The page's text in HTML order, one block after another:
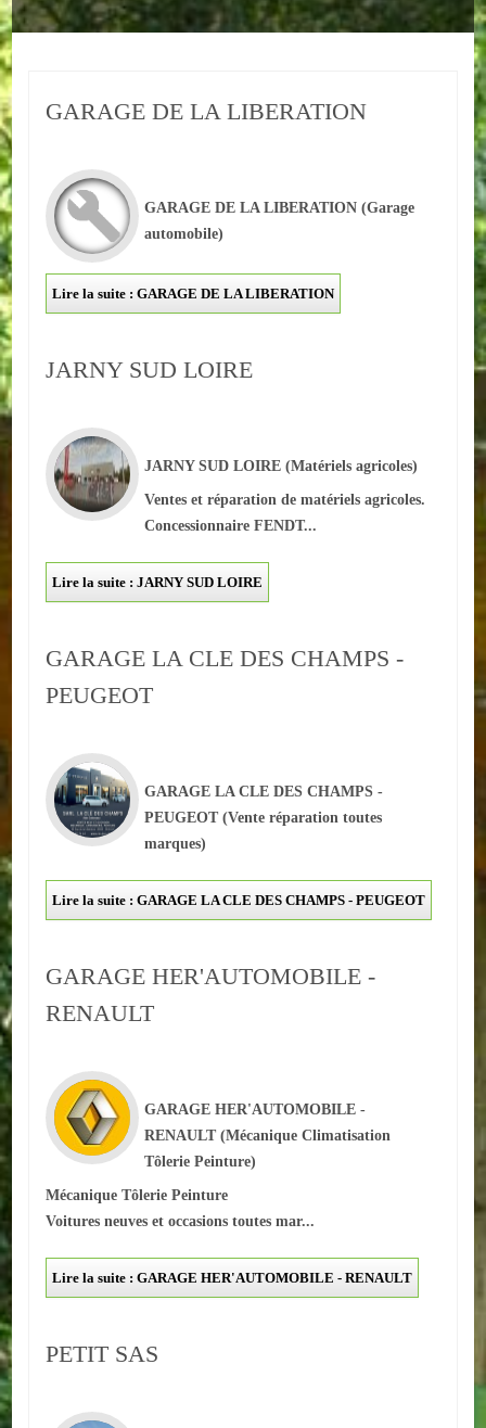
Bientôt 16 ans
Urbanisme
Santé
Social
Culturel
ACTUALITÉS
ECOLES
Ecole privée
Services
Culturelles
Autres
L'agriculture
Nos entreprises
Industries
Transports
Hotels/Restaurants
GARAGE DE LA LIBERATION
GARAGE DE LA LIBERATION (Garage
automobile)
Lire la suite : GARAGE DE LA LIBERATION
JARNY SUD LOIRE
JARNY SUD LOIRE (Matériels agricoles)
Ventes et réparation de matériels agricoles.
Concessionnaire FENDT...
Lire la suite : JARNY SUD LOIRE
GARAGE LA CLE DES CHAMPS -
PEUGEOT
GARAGE LA CLE DES CHAMPS -
PEUGEOT (Vente réparation toutes
marques)
Lire la suite : GARAGE LA CLE DES CHAMPS - PEUGEOT
GARAGE HER'AUTOMOBILE -
RENAULT
GARAGE HER'AUTOMOBILE -
RENAULT (Mécanique Climatisation
Tôlerie Peinture)
Mécanique Tôlerie Peinture
Voitures neuves et occasions toutes mar...
Lire la suite : GARAGE HER'AUTOMOBILE - RENAULT
PETIT SAS